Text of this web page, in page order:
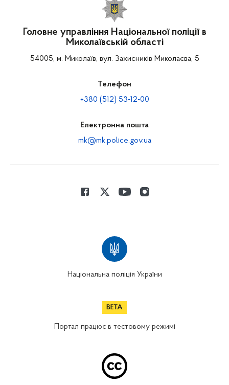
Головне управління Національної поліції в
Миколаївській області
54005, м. Миколаїв, вул. Захисників Миколаєва, 5
Телефон
+380 (512) 53-12-00
Електронна пошта
mk@mk.police.gov.ua
Національна поліція України
Портал працює в тестовому режимі